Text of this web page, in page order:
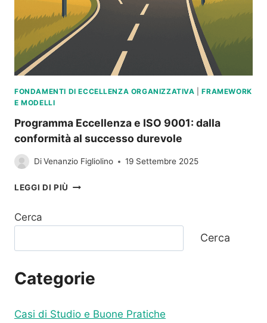
FONDAMENTI DI ECCELLENZA ORGANIZZATIVA |FRAMEWORK
E MODELLI
Programma Eccellenza e ISO 9001: dalla
conformità al successo durevole
DiVenanzio Figliolino 19 Settembre 2025
LEGGI DI PIÙ PROGRAMMA
SUCCESSO
Cerca
Cerca
Categorie
Casi di Studio e Buone Pratiche